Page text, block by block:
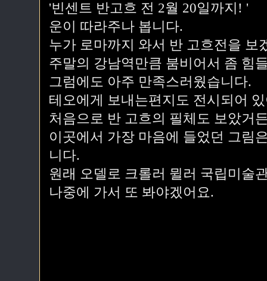
'빈센트 반고흐 전 2월 20일까지! '
운이 따라주나 봅니다.
누가 로마까지 와서 반 고흐전을 보
주말의 강남역만큼 붐비어서 좀 힘
그럼에도 아주 만족스러웠습니다.
테오에게 보내는편지도 전시되어
처음으로 반 고흐의 필체도 보았거
이곳에서 가장 마음에 들었던 그림
니다.
원래 오델로 크롤러 뮐러 국립미술
나중에 가서 또 봐야겠어요.